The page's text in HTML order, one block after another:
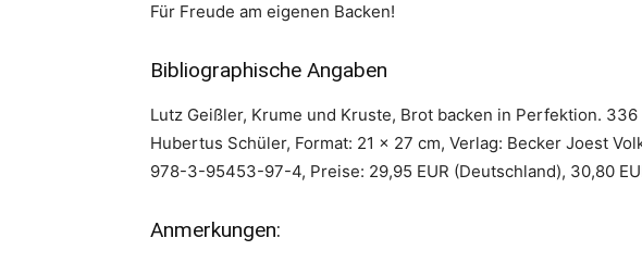
Für Freude am eigenen Backen!
Bibliographische Angaben
Lutz Geißler, Krume und Kruste, Brot backen in Perfektion. 336
Hubertus Schüler, Format: 21 x 27 cm, Verlag: Becker Joest
978-3-95453-97-4, Preise: 29,95 EUR (Deutschland), 30,80
Anmerkungen: